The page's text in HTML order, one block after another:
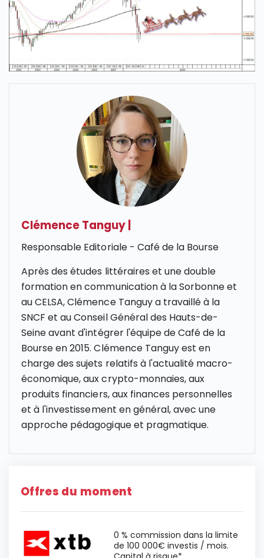
Clémence Tanguy
Responsable Editoriale - Café de la Bourse
Après des études littéraires et une double
formation en communication à la Sorbonne et
au CELSA, Clémence Tanguy a travaillé à la
SNCF et au Conseil Général des Hauts-de-
Seine avant d'intégrer l'équipe de Café de la
Bourse en 2015. Clémence Tanguy est en
charge des sujets relatifs à l'actualité macro-
économique, aux crypto-monnaies, aux
produits financiers, aux finances personnelles
et à l'investissement en général, avec une
approche pédagogique et pragmatique.
Offres du moment
0 % commission dans la limite
de 100 000€ investis / mois.